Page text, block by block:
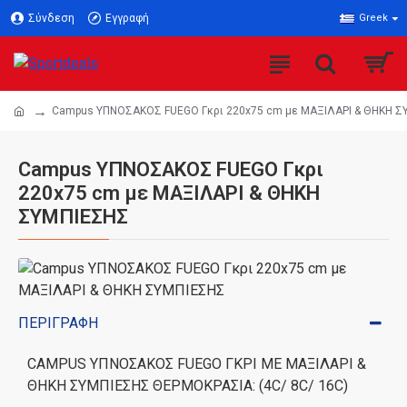
Σύνδεση Εγγραφή Greek
Campus ΥΠΝΟΣΑΚΟΣ FUEGO Γκρι 220x75 cm με ΜΑΞΙΛΑΡΙ & ΘΗΚΗ
Campus ΥΠΝΟΣΑΚΟΣ FUEGO Γκρι
220x75 cm με ΜΑΞΙΛΑΡΙ & ΘΗΚΗ
ΣΥΜΠΙΕΣΗΣ
ΠΕΡΙΓΡΑΦΉ
CAMPUS ΥΠΝΟΣΑΚΟΣ FUEGO ΓΚΡΙ ΜΕ ΜΑΞΙΛΑΡΙ &
ΘΗΚΗ ΣΥΜΠΙΕΣΗΣ ΘΕΡΜΟΚΡΑΣΙΑ: (4C/ 8C/ 16C)